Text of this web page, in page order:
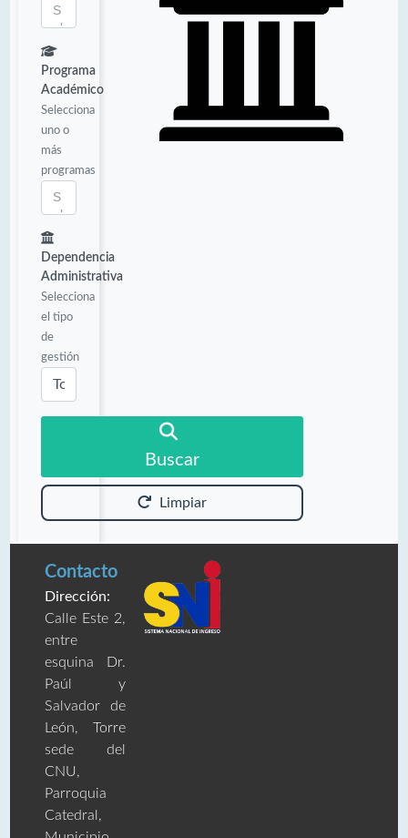
Programa
Académico
Selecciona
uno o
más
programas
Dependencia
Administrativa
Selecciona
el tipo
de
gestión
Buscar
Limpiar
Contacto
Dirección:
Calle Este 2,
entre
esquina Dr.
Paúl y
Salvador de
León, Torre
sede del
CNU,
Parroquia
Catedral,